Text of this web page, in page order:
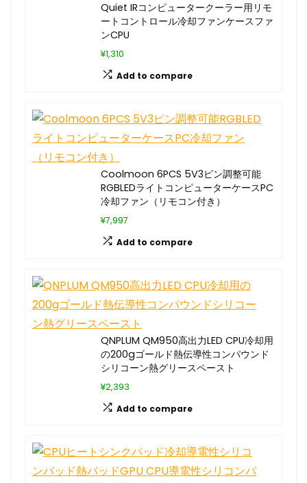
Quiet IRコンピュータークーラー用リモ
ートコントロール冷却ファンケースファ
ンCPU
¥1,310
Add to compare
Coolmoon 6PCS 5V3ピン調整可能
RGBLEDライトコンピューターケースPC
冷却ファン（リモコン付き）
¥7,997
Add to compare
QNPLUM QM950高出力LED CPU冷却用
の200gゴールド熱伝導性コンパウンド
シリコーン熱グリースペースト
¥2,393
Add to compare